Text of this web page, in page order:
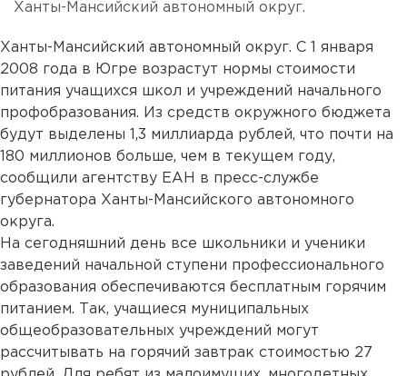
Ханты-Мансийский автономный округ.
Ханты-Мансийский автономный округ. С 1 января
2008 года в Югре возрастут нормы стоимости
питания учащихся школ и учреждений начального
профобразования. Из средств окружного бюджета
будут выделены 1,3 миллиарда рублей, что почти на
180 миллионов больше, чем в текущем году,
сообщили агентству ЕАН в пресс-службе
губернатора Ханты-Мансийского автономного
округа.
На сегодняшний день все школьники и ученики
заведений начальной ступени профессионального
образования обеспечиваются бесплатным горячим
питанием. Так, учащиеся муниципальных
общеобразовательных учреждений могут
рассчитывать на горячий завтрак стоимостью 27